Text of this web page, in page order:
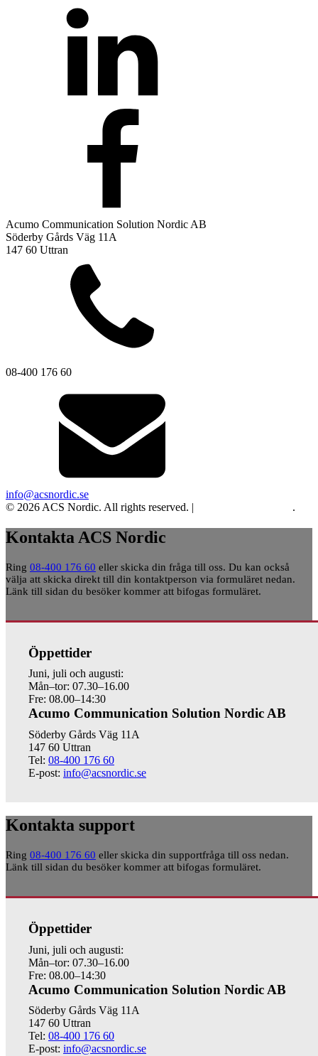
Acumo Communication Solution Nordic AB
Söderby Gårds Väg 11A
147 60 Uttran
08-400 176 60
info@acsnordic.se
© 2026 ACS Nordic. All rights reserved. |
.
Kontakta ACS Nordic
Ring 08-400 176 60 eller skicka din fråga till oss. Du kan också
välja att skicka direkt till din kontaktperson via formuläret nedan.
Länk till sidan du besöker kommer att bifogas formuläret.
Öppettider
Juni, juli och augusti:
Mån–tor: 07.30–16.00
Fre: 08.00–14:30
Acumo Communication Solution Nordic AB
Söderby Gårds Väg 11A
147 60 Uttran
Tel: 08-400 176 60
E-post: info@acsnordic.se
Kontakta support
Ring 08-400 176 60 eller skicka din supportfråga till oss nedan.
Länk till sidan du besöker kommer att bifogas formuläret.
Öppettider
Juni, juli och augusti:
Mån–tor: 07.30–16.00
Fre: 08.00–14:30
Acumo Communication Solution Nordic AB
Söderby Gårds Väg 11A
147 60 Uttran
Tel: 08-400 176 60
E-post: info@acsnordic.se